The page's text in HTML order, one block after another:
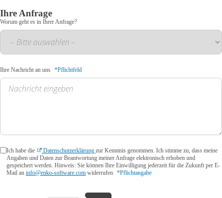
Ihre Anfrage
Worum geht es in Ihrer Anfrage?
Ihre Nachricht an uns *Pflichtfeld
Ich habe die Datenschutzerklärung zur Kenntnis genommen. Ich stimme zu, dass meine
Angaben und Daten zur Beantwortung meiner Anfrage elektronisch erhoben und
gespeichert werden. Hinweis: Sie können Ihre Einwilligung jederzeit für die Zukunft per E-
Mail an info@enko-software.com widerrufen *Pflichtangabe